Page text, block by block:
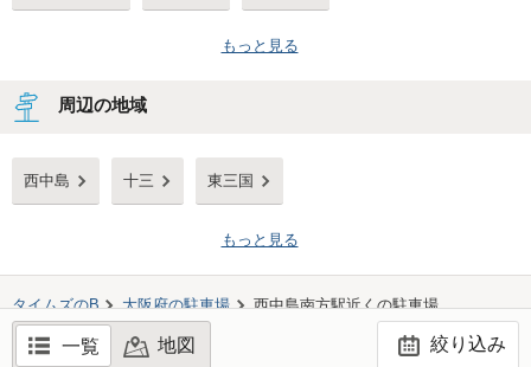
一覧 地図 絞り込み
もっと見る
周辺の地域
西中島 十三 東三国
もっと見る
タイムズのB 大阪府の駐車場 西中島南方駅近くの駐車場
©TIMES24 CO., LTD. All Rights Reserved.